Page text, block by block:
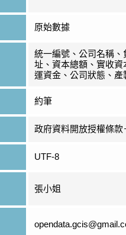
原始數據
統一編號、公司名稱、
址、資本總額、實收資
運資金、公司狀態、產
約筆
政府資料開放授權條款
UTF-8
張小姐